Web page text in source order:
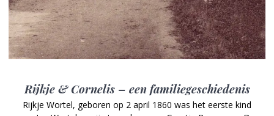
Rijkje & Cornelis – een familiegeschiedenis
Rijkje Wortel, geboren op 2 april 1860 was het eerste kind